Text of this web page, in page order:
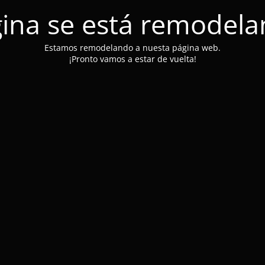
se está
Estamos remodelando a nuesta página web.
¡Pronto vamos a estar de vuelta!